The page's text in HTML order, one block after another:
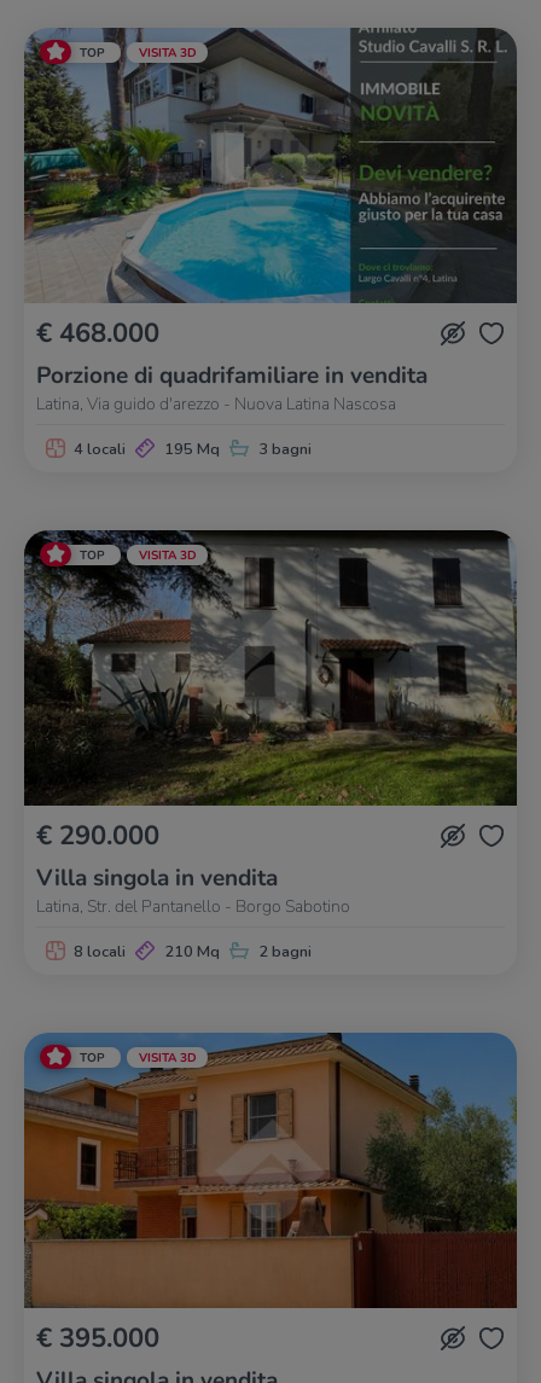
TOP VISITA 3D
€ 468.000
Porzione di quadrifamiliare in vendita
Latina, Via guido d'arezzo - Nuova Latina Nascosa
4 locali 195 Mq 3 bagni
TOP VISITA 3D
€ 290.000
Villa singola in vendita
Latina, Str. del Pantanello - Borgo Sabotino
8 locali 210 Mq 2 bagni
TOP VISITA 3D
€ 395.000